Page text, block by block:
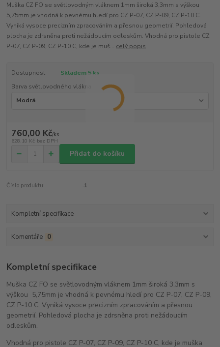
Muška CZ FO se světlovodným vláknem 1mm široká 3,3mm s výškou
5,75mm je vhodná k pevnému hledí pro CZ P-07, CZ P-09, CZ P-10 C.
Vyniká vysoce precizním zpracováním a přesnou geometrií. Pohledová
plocha je zdrsněna proti nežádoucím odleskům. Vhodná pro pistole CZ
P-07, CZ P-09, CZ P-10 C, kde je muš... celý popis
Dostupnost
Skladem 5 ks
Barva světlovodného vlákna
760,00 Kč/ks
628,10 Kč bez DPH
Přidat do košíku
Číslo produktu: .1
Kompletní specifikace
Komentáře 0
Kompletní specifikace
Muška CZ FO se světlovodným vláknem 1mm široká 3,3mm s
výškou 5,75mm je vhodná k pevnému hledí pro CZ P-07, CZ P-09,
CZ P-10 C. Vyniká vysoce precizním zpracováním a přesnou
geometrií. Pohledová plocha je zdrsněna proti nežádoucím
odleskům.
Vhodná pro pistole CZ P-07, CZ P-09, CZ P-10 C, kde je muška